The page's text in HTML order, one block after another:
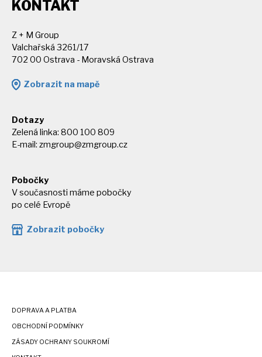
KONTAKT
Z + M Group
Valchařská 3261/17
702 00 Ostrava - Moravská Ostrava
Zobrazit na mapě
Dotazy
Zelená linka: 800 100 809
E-mail: zmgroup@zmgroup.cz
Pobočky
V současnosti máme pobočky
po celé Evropě
Zobrazit pobočky
DOPRAVA A PLATBA
OBCHODNÍ PODMÍNKY
ZÁSADY OCHRANY SOUKROMÍ